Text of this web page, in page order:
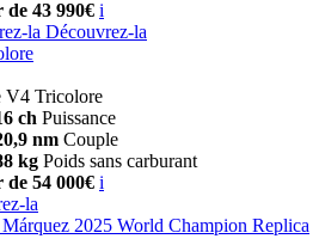
43 990€ i
la Découvrez-la
V4 Tricolore
ch Puissance
nm Couple
kg Poids sans carburant
54 000€ i
la
2025 World Champion Replica